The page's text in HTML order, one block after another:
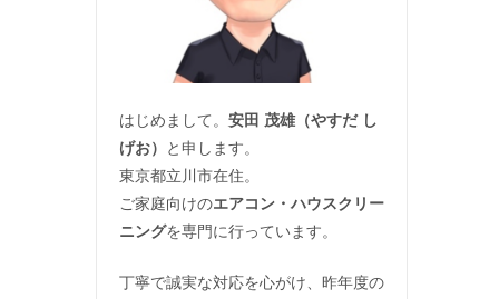
はじめまして。 安田 茂雄（やすだ し
げお）
と申します。
東京都立川市在住。
ご家庭向けのエアコン・ハウスクリー
ニングを専門に行っています。
丁寧で誠実な対応を心がけ、昨年度の